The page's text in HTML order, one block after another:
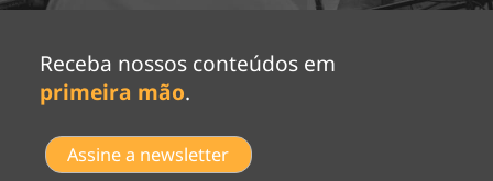
Receba nossos conteúdos em
primeira mão.
Assine a newsletter